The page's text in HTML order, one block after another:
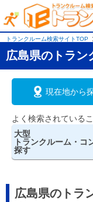
トランクルーム検索サイトTOP
広島県のトラン
現在地から
よく検索されている
大型
トランクルーム・コ
探す
広島県のトラ